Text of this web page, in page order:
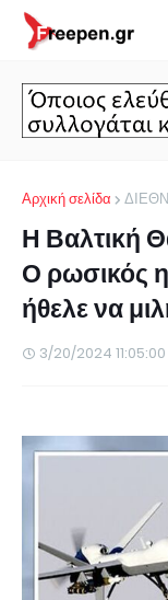
Αρχική σελίδα
Η Βαλτική
Ο ρωσικός
ήθελε να
3/20/2024 11:05:00